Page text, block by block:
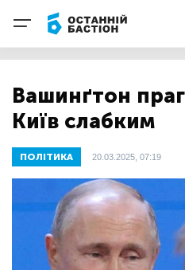
Вашинґтон
Київ слабким
ПОЛІТИКА 20.03.2025, 07:19